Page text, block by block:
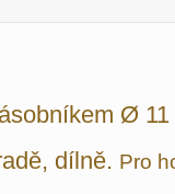
Ø 11
dílně. Pro